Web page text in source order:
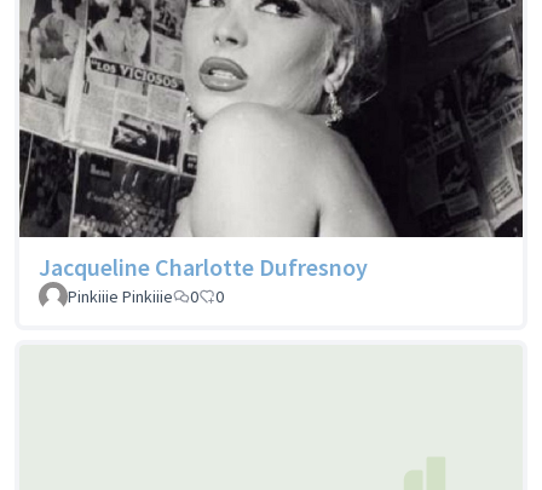
Jacqueline Charlotte Dufresnoy
Pinkiiie Pinkiiie 0 0